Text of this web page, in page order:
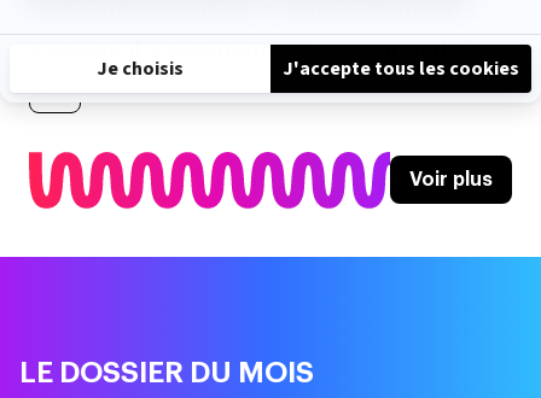
c’est qu’il y a un manque de légitimité”
5min
Voir plus
LE DOSSIER DU MOIS